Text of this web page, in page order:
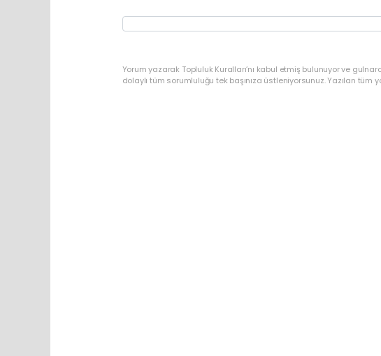
Yorum yazarak Topluluk Kuralları’nı kabul etmiş bulunuyor ve
dolaylı tüm sorumluluğu tek başınıza üstleniyorsunuz. Yazılan